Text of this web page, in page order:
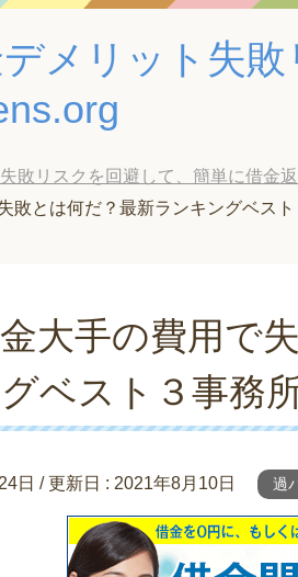
メリット失
敗リスクを回避して、簡単に借金
敗とは何だ？最新ランキングベスト
大手の費用で
ベスト３事務
日 / 更新日 : 2021年8月10日 過